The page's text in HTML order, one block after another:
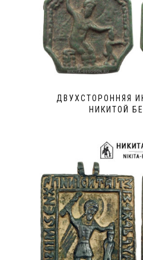
ДВУХСТОРОННЯЯ
НИКИТОЙ